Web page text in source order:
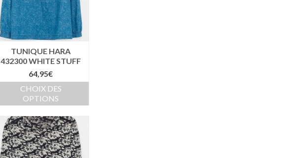
TUNIQUE HARA
432300 WHITE STUFF
64,95€
CHOIX DES
OPTIONS